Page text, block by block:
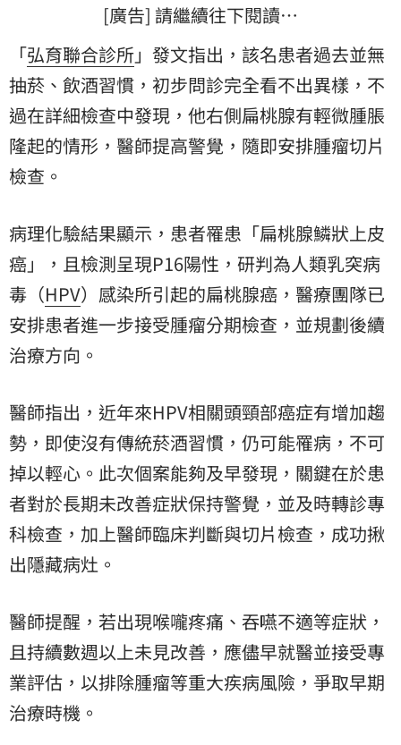
[廣告] 請繼續往下閱讀…
「弘育聯合診所」發文指出，該名患者過去並無
抽菸、飲酒習慣，初步問診完全看不出異樣，不
過在詳細檢查中發現，他右側扁桃腺有輕微腫脹
隆起的情形，醫師提高警覺，隨即安排腫瘤切片
檢查。
病理化驗結果顯示，患者罹患「扁桃腺鱗狀上皮
癌」，且檢測呈現P16陽性，研判為人類乳突病
毒（HPV）感染所引起的扁桃腺癌，醫療團隊已
安排患者進一步接受腫瘤分期檢查，並規劃後續
治療方向。
醫師指出，近年來HPV相關頭頸部癌症有增加趨
勢，即使沒有傳統菸酒習慣，仍可能罹病，不可
掉以輕心。此次個案能夠及早發現，關鍵在於患
者對於長期未改善症狀保持警覺，並及時轉診專
科檢查，加上醫師臨床判斷與切片檢查，成功揪
出隱藏病灶。
醫師提醒，若出現喉嚨疼痛、吞嚥不適等症狀，
且持續數週以上未見改善，應儘早就醫並接受專
業評估，以排除腫瘤等重大疾病風險，爭取早期
治療時機。